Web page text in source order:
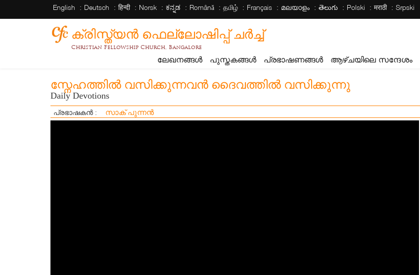
English Deutsch हिन्दी Norsk ಕನ್ನಡ Română தமிழ் Français മലയാളം తెలుగు Polski मराठी Srpski
ക്രിസ്ത്യന്‍ ഫെല്ലോഷിപ്പ് ചര്‍ച്ച്
Christian Fellowship Church, Bangalore
ലേഖനങ്ങൾ പുസ്തകങ്ങൾ പ്രഭാഷണങ്ങൾ ആഴ്ചയിലെ സന്ദേശം
സ്നേഹത്തിൽ വസിക്കുന്നവൻ ദൈവത്തിൽ വസിക്കുന്നു
Daily Devotions
പ്രഭാഷകൻ : സാക് പുന്നൻ